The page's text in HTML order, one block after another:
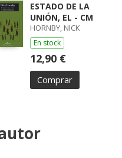
ESTADO DE LA
UNIÓN, EL - CM
HORNBY, NICK
En stock
12,90 €
Comprar